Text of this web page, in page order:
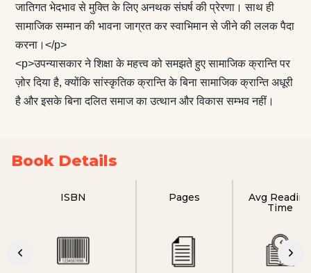
जातिगत भेदभाव से मुक्ति के लिए अनथक संघर्ष की प्रेरणा। साथ ही
सामाजिक सम्मान की भावना जाग्रत कर स्वाभिमान से जीने की ललक पैदा
करना।</p>
<p>उपन्यासकार ने शिक्षा के महत्त्व को समझते हुए सामाजिक क्रान्ति पर
ज़ोर दिया है, क्योंकि सांस्कृतिक क्रान्ति के बिना सामाजिक क्रान्ति अधूरी
है और इसके बिना दलित समाज का उत्थान और विकास सम्भव नहीं।
Book Details
ISBN Pages
Avg
Time